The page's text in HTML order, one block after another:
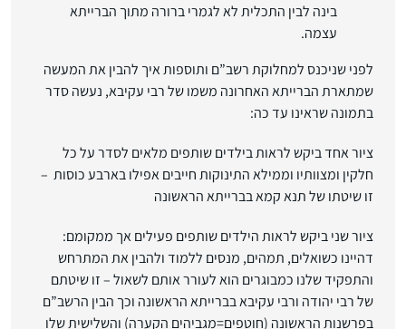
בינה לבין התכלית לא לגמרי ברורה מתוך הברייתא
עצמה.
לפני שניכנס למחלוקת רשב”ם ותוספות איך להבין את המעשה
שמתארת הברייתא האחרונה משמו של רבי עקיבא, נעשה סדר
בתמונה שראינו עד כה:
ציור אחד ביקש לראות בילדים שותפים מלאים לסדר על כל
חלקין ומצוותיו וממילא התינוקות חייבים אפילו בארבע כוסות –
זו שיטתו של תנא קמא בברייתא הראשונה
ציור שני ביקש לראות הילדים שותפים פעילים אך ממקומם:
דהיינו כשואלים, תמהים, מנסים ללמוד ולהבין את המתרחש
והתפקיד שלנו כמבוגרים הוא לעורר אותם לשאול – זו שיטתם
של רבי יהודה ורבי עקיבא בברייתא הראשונה וכך הבין הרשב”ם
בפרשנות הראשונה (חוטפים=מגביהים הקערה) והשלישית שלו